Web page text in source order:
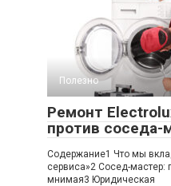
Полезно
Ремонт
против соседа-
Содержание1 Что мы
сервиса»2 Сосед-
мнимая3 Юридическая